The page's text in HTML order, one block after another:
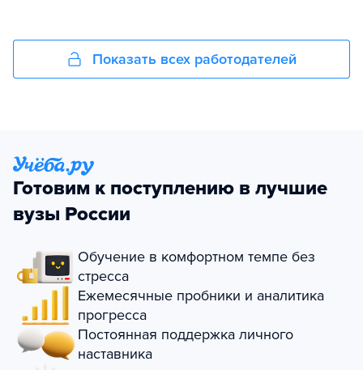
Показать всех работодателей
Готовим к поступлению в лучшие
вузы России
Обучение в комфортном темпе без
стресса
Ежемесячные пробники и аналитика
прогресса
Постоянная поддержка личного
наставника